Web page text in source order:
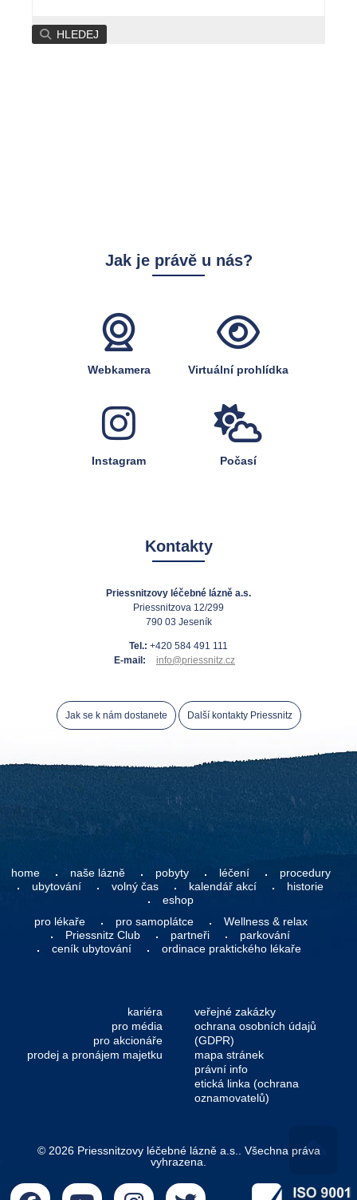
HLEDEJ
Jak je právě u nás?
Webkamera Virtuální prohlídka
Instagram Počasí
Kontakty
Priessnitzovy léčebné lázně a.s.
Priessnitzova 12/299
790 03 Jeseník
Tel.: +420 584 491 111
E-mail:
info@priessnitz.cz
Jak se k nám dostanete Další kontakty Priessnitz
home naše lázně pobyty léčení
procedury
ubytování
volný čas kalendář akcí
historie
eshop
pro lékaře
pro samoplátce
Wellness & relax
Priessnitz Club
partneři
parkování
ceník ubytování
ordinace praktického lékaře
kariéra
pro média
pro akcionáře
prodej a pronájem majetku
veřejné zakázky
ochrana osobních údajů
(GDPR)
mapa stránek
právní info
etická linka (ochrana
oznamovatelů)
© 2026 Priessnitzovy léčebné lázně a.s.. Všechna práva
vyhrazena.